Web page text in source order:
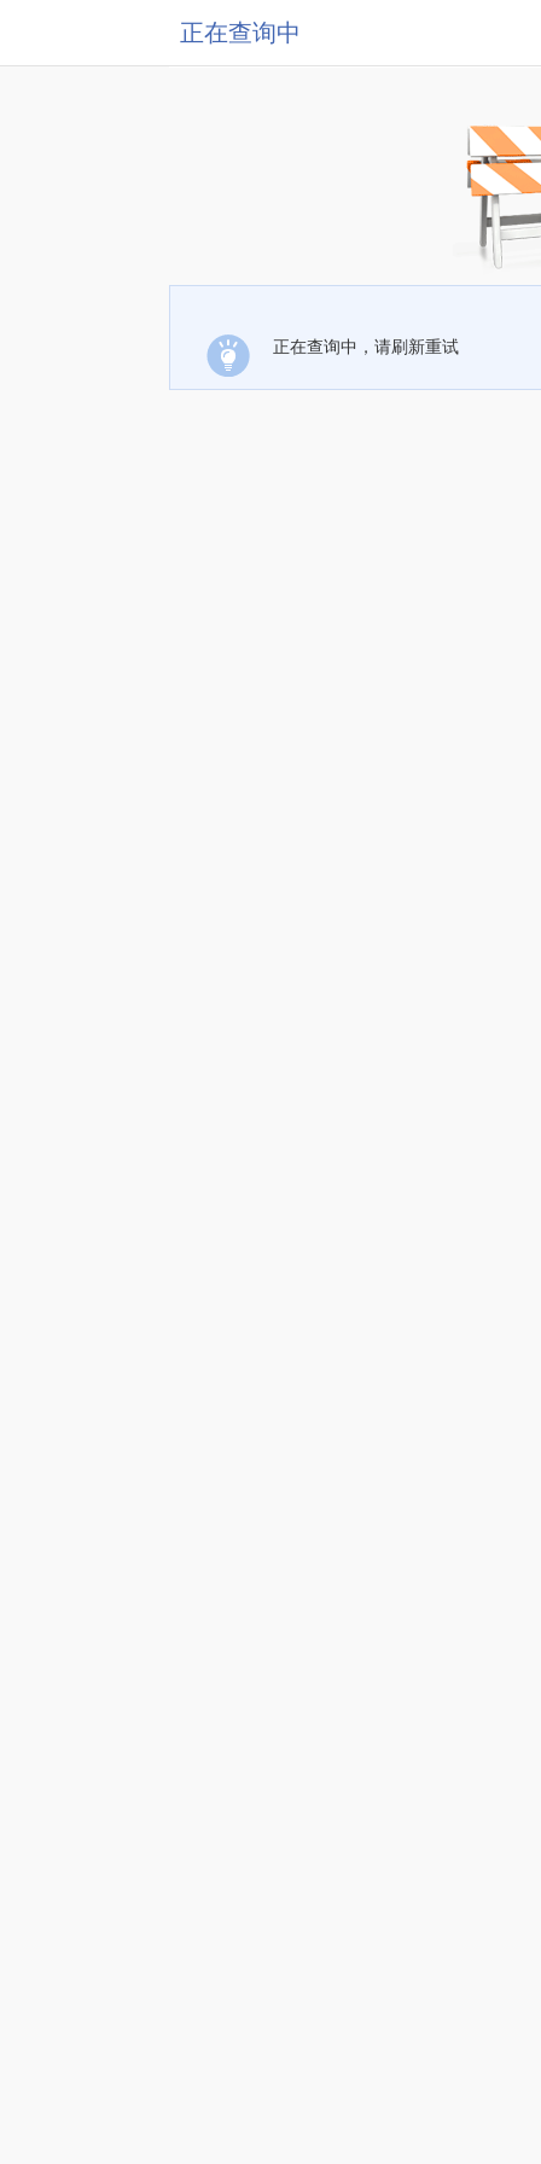
正在查询中
正在查询中，请刷新重试